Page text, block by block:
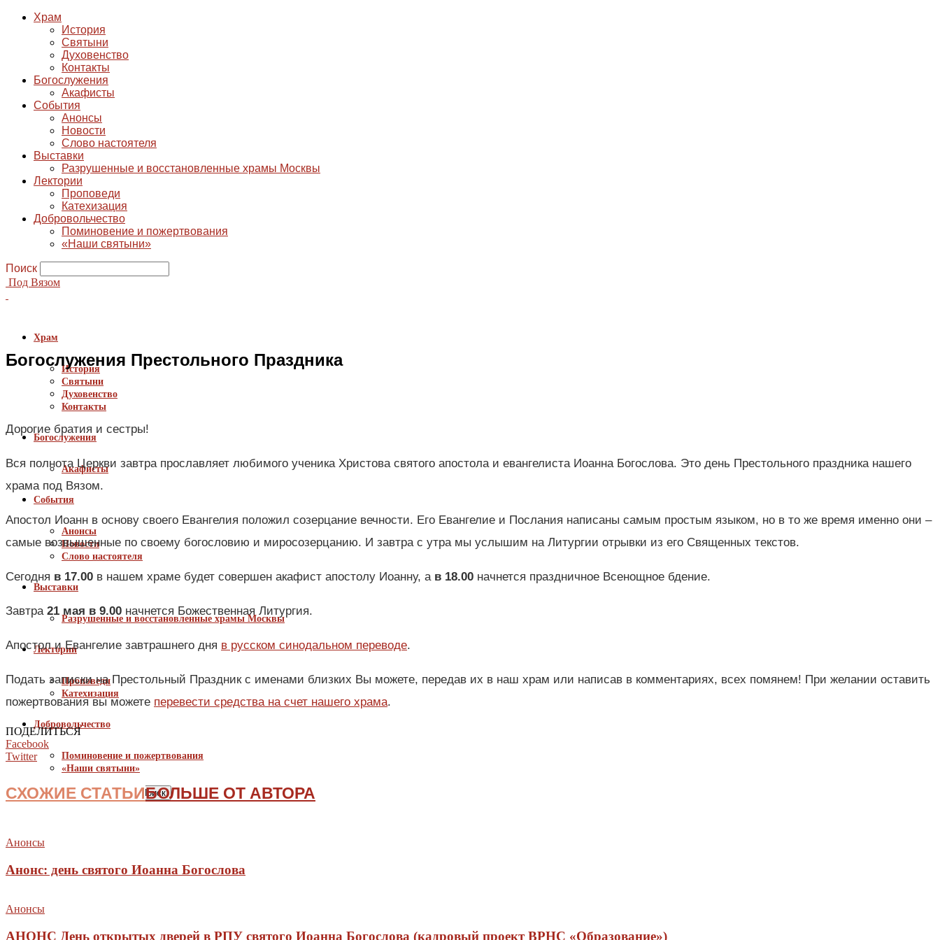
Храм
История
Святыни
Духовенство
Контакты
Богослужения
Акафисты
События
Анонсы
Новости
Слово настоятеля
Выставки
Разрушенные и восстановленные храмы Москвы
Лектории
Проповеди
Катехизация
Добровольчество
Поминовение и пожертвования
«Наши святыни»
Поиск
Под Вязом
Храм
История
Святыни
Духовенство
Контакты
Богослужения
Акафисты
События
Анонсы
Новости
Слово настоятеля
Выставки
Разрушенные и восстановленные храмы Москвы
Лектории
Проповеди
Катехизация
Добровольчество
Поминовение и пожертвования
«Наши святыни»
Богослужения Престольного Праздника
Дорогие братия и сестры!
Вся полнота Церкви завтра прославляет любимого ученика Христова святого апостола и евангелиста Иоанна Богослова. Это день Престольного праздника нашего
храма под Вязом.
Апостол Иоанн в основу своего Евангелия положил созерцание вечности. Его Евангелие и Послания написаны самым простым языком, но в то же время именно они –
самые возвышенные по своему богословию и миросозерцанию. И завтра с утра мы услышим на Литургии отрывки из его Священных текстов.
Сегодня в 17.00 в нашем храме будет совершен акафист апостолу Иоанну, а в 18.00 начнется праздничное Всенощное бдение.
Завтра 21 мая в 9.00 начнется Божественная Литургия.
Апостол и Евангелие завтрашнего дня в русском синодальном переводе.
Подать записки на Престольный Праздник с именами близких Вы можете, передав их в наш храм или написав в комментариях, всех помянем! При желании оставить
пожертвования вы можете перевести средства на счет нашего храма.
ПОДЕЛИТЬСЯ
Facebook
Twitter
СХОЖИЕ СТАТЬИБОЛЬШЕ ОТ АВТОРА
Анонсы
Анонс: день святого Иоанна Богослова
Анонсы
АНОНС День открытых дверей в РПУ святого Иоанна Богослова (кадровый проект ВРНС «Образование»)